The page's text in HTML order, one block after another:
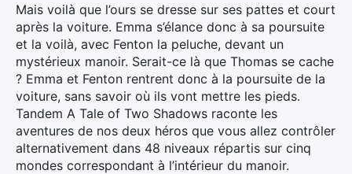
Mais voilà que l’ours se dresse sur ses pattes et court
après la voiture. Emma s’élance donc à sa poursuite
et la voilà, avec Fenton la peluche, devant un
mystérieux manoir. Serait-ce là que Thomas se cache
? Emma et Fenton rentrent donc à la poursuite de la
voiture, sans savoir où ils vont mettre les pieds.
Tandem A Tale of Two Shadows raconte les
aventures de nos deux héros que vous allez contrôler
alternativement dans 48 niveaux répartis sur cinq
mondes correspondant à l’intérieur du manoir.